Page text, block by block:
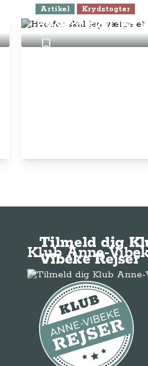
Artikel Krydstogter
Hvorfor skal jeg
Klub Anne-
Tilmeld dig
Vibeke Rejser